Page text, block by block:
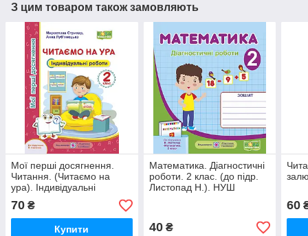
З цим товаром також замовляють
Мої перші досягнення.
Читання. (Читаємо на
ура). Індивідуальні
роботи. 2 клас. (за
програмою Савченко О.).
НУШ
70 ₴
Купити
Математика. Діагностичні
роботи. 2 клас. (до підр.
Листопад Н.). НУШ
40₴
60